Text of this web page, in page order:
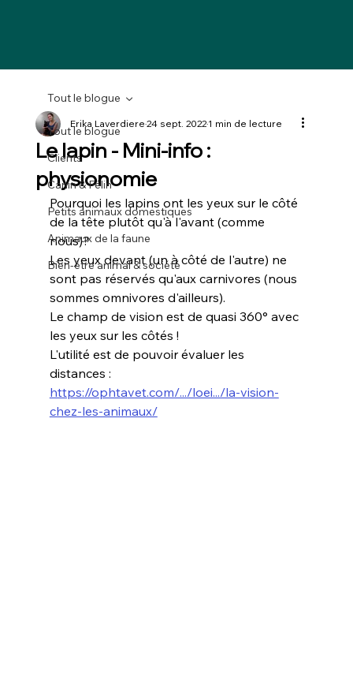
Tout le blogue
Clients
Canin & Félin
Petits animaux domestiques
Animaux de la faune
Bien-être animal & société
Tout le blogue
Le lapin - Mini-info :
physionomie
Erika Laverdiere24 sept. 20221 min de lecture
Pourquoi les lapins ont les yeux sur le côté
de la tête plutôt qu'à l'avant (comme
nous)?
Les yeux devant (un à côté de l'autre) ne
sont pas réservés qu'aux carnivores (nous
sommes omnivores d'ailleurs).
Le champ de vision est de quasi 360° avec
les yeux sur les côtés !
L'utilité est de pouvoir évaluer les
distances :
https://ophtavet.com/.../loei.../la-vision-
chez-les-animaux/